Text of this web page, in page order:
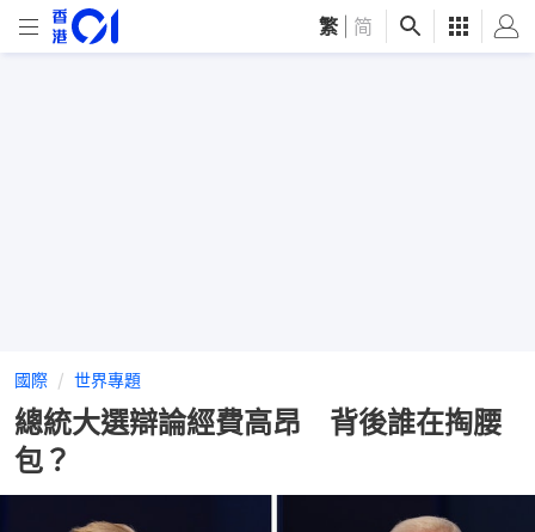
繁 简
國際 世界專題
總統大選辯論經費高昂 背後誰在掏腰
包？